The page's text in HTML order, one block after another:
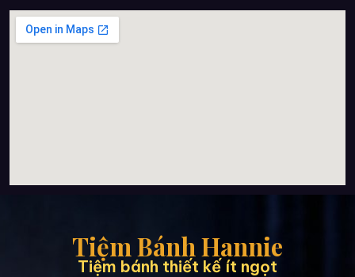
Tiệm Bánh Hannie
Tiệm bánh thiết kế ít ngọt